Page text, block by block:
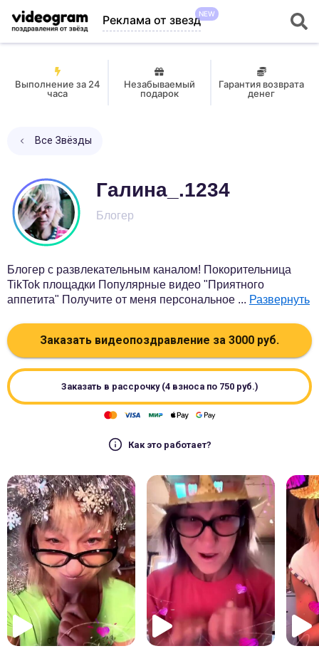
Реклама от звездNEW
Выполнение за 24
часа
Незабываемый
подарок
Гарантия возврата
денег
Все Звёзды
Галина_.1234
Блогер
Блогер с развлекательным каналом! Покорительница
TikTok площадки Популярные видео "Приятного
аппетита" Получите от меня персональное ... Развернуть
Заказать видеопоздравление за 3000 руб.
Заказать в рассрочку (4 взноса по 750руб.)
Как это работает?